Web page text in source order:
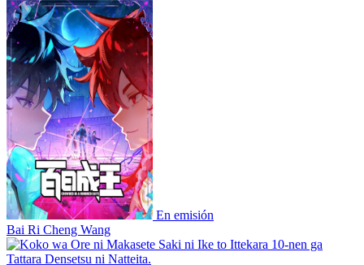
En emisión
Bai Ri Cheng Wang